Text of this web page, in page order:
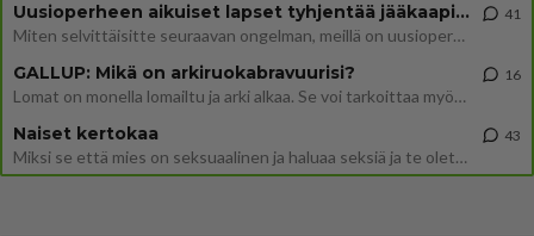
Uusioperheen aikuiset lapset tyhjentää jääkaapin käydessään
Miten selvittäisitte seuraavan ongelman, meillä on uusioperhe, minulla teini-ikäiset lapset ja puolisolla aikuiset, jotk
41
GALLUP: Mikä on arkiruokabravuurisi?
Lomat on monella lomailtu ja arki alkaa. Se voi tarkoittaa myös sitä, että grillailut on grillattu ja palataan arjen ruo
16
Naiset kertokaa
Miksi se että mies on seksuaalinen ja haluaa seksiä ja te olette hänen mielestänne haluttava on vastenmielistä? Mikä sii
43